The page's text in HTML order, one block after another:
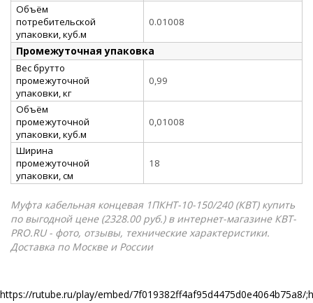
Объём
потребительской
упаковки, куб.м
0.01008
Промежуточная упаковка
Вес брутто
промежуточной
упаковки, кг
0,99
Объём
промежуточной
упаковки, куб.м
0,01008
Ширина
промежуточной
упаковки, см
18
Муфта кабельная концевая 1ПКНТ-10-150/240 (КВТ) купить
по выгодной цене (2328.00 руб.) в интернет-магазине КВТ-
PRO.RU - фото, отзывы, технические характеристики.
Доставка по Москве и России
https://rutube.ru/play/embed/